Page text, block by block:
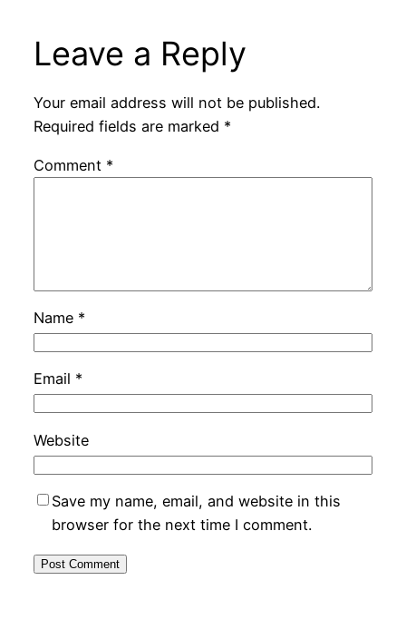
Leave a Reply
Your email address will not be published.
Required fields are marked *
Comment *
Name *
Email *
Website
Save my name, email, and website in this
browser for the next time I comment.